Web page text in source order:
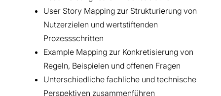
User Story Mapping zur Strukturierung von
Nutzerzielen und wertstiftenden
Prozessschritten
Example Mapping zur Konkretisierung von
Regeln, Beispielen und offenen Fragen
Unterschiedliche fachliche und technische
Perspektiven zusammenführen